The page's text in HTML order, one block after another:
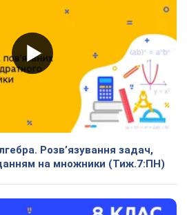
Розв’язування задач,
на множники (Тиж.7:ПН)